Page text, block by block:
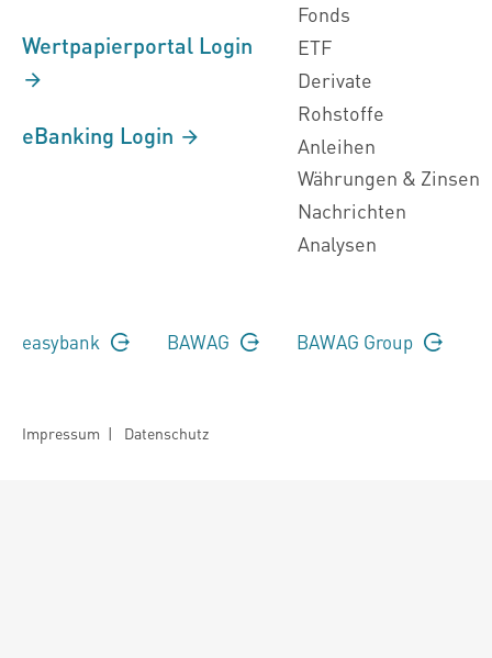
Wertpapierportal Login
eBanking Login
Fonds
ETF
Derivate
Rohstoffe
Anleihen
Währungen & Zinsen
Nachrichten
Analysen
easybank BAWAG BAWAG Group
Impressum | Datenschutz